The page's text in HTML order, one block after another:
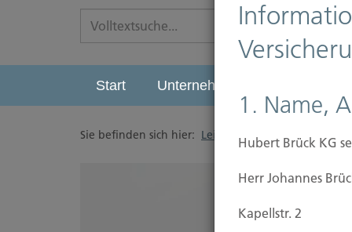
Start Unternehmen
Sie befinden sich hier: Leistungen Vorsorgen
1. Name,
Hubert Brück KG
Herr Johannes
Kapellstr. 2